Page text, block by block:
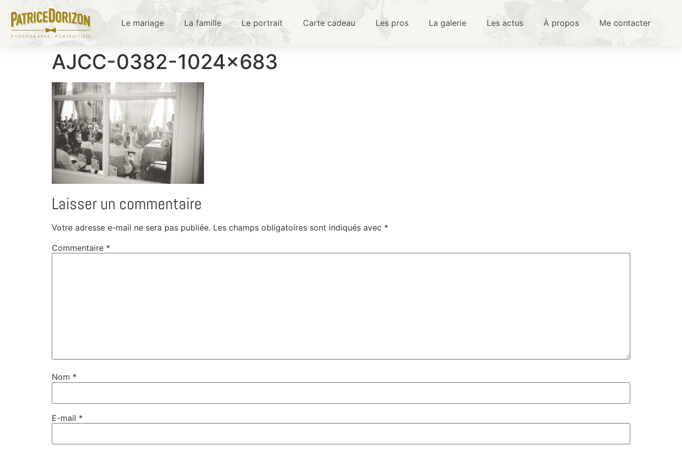
Le mariage La famille Le portrait Carte cadeau Les pros La galerie Les actus À propos Me contacter
AJCC-0382-1024×683
Laisser un commentaire
Votre adresse e-mail ne sera pas publiée. Les champs obligatoires sont indiqués avec *
Commentaire *
Nom *
E-mail *